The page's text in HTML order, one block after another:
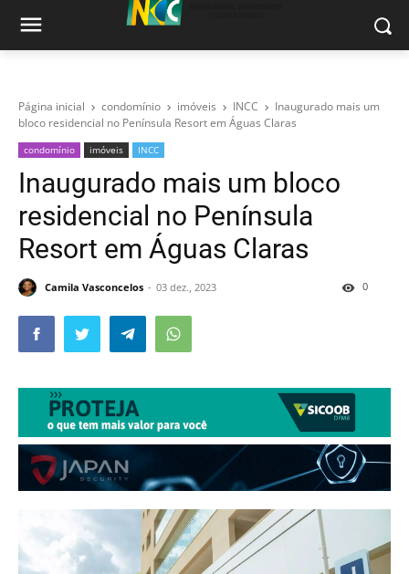
Página inicial condomínio imóveis INCC
Inaugurado mais um
bloco residencial no Península Resort em Águas Claras
condomínio imóveis INCC
Inaugurado mais um bloco
residencial no Península
Resort em Águas Claras
Camila Vasconcelos 03 dez., 2023 0